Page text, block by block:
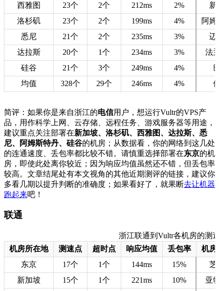
西雅图
23个 2个 212ms 2%
新
洛杉矶
23个 2个 199ms 4%
阿
悉尼
21个 2个 235ms 3%
迈
达拉斯
20个 1个 234ms 3%
法
硅谷
21个 3个 249ms 4%
均值
328个 29个 246ms 4%
简评：如果你是来自浙江的电信用户，想运行Vultr的VPS产
品，用作科学上网、云存储、远程任务、游戏服务器等用途，
建议重点关注部署在新加坡、洛杉矶、西雅图、达拉斯、悉
尼、阿姆斯特丹、硅谷的机房；从数据看，你的网络到这几处
的连通速度、丢包率都比较不错。请慎重选择部署在东京的机
房，即使此处离你较近；因为响应均值虽然还不错，但丢包率
较高。文章结尾处有本文视角的其他近期测评的链接，建议你
多看几期以提升判断的准确度；如果看好了，就果断去让机器
跑起来吧！
联通
浙江联通到Vultr各机房的测
机房所在地
测速点 超时点 响应均值 丢包率
机房
东京
17个 1个 144ms 15%
芝
新加坡
15个 1个 221ms 10%
亚